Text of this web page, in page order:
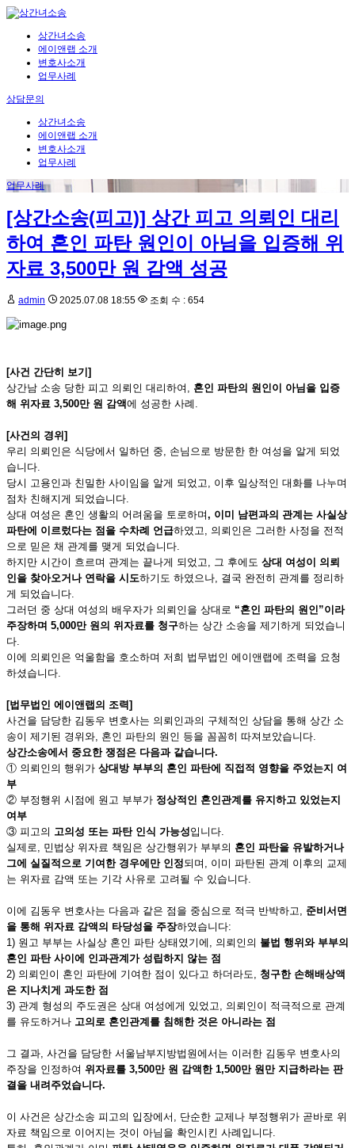
상간녀소송
에이앤랩 소개
변호사소개
업무사례
상담문의
상간녀소송
에이앤랩 소개
변호사소개
업무사례
업무사례
[상간소송(피고)] 상간 피고 의뢰인 대리
하여 혼인 파탄 원인이 아님을 입증해 위
자료 3,500만 원 감액 성공
admin 2025.07.08 18:55 조회 수 : 654
[사건 간단히 보기]
상간남 소송 당한 피고 의뢰인 대리하여, 혼인 파탄의 원인이 아님을 입증
해 위자료 3,500만 원 감액에 성공한 사례.
[사건의 경위]
우리 의뢰인은 식당에서 일하던 중, 손님으로 방문한 한 여성을 알게 되었
습니다.
당시 고용인과 친밀한 사이임을 알게 되었고, 이후 일상적인 대화를 나누며
점차 친해지게 되었습니다.
상대 여성은 혼인 생활의 어려움을 토로하며, 이미 남편과의 관계는 사실상
파탄에 이르렀다는 점을 수차례 언급하였고, 의뢰인은 그러한 사정을 전적
으로 믿은 채 관계를 맺게 되었습니다.
하지만 시간이 흐르며 관계는 끝나게 되었고, 그 후에도 상대 여성이 의뢰
인을 찾아오거나 연락을 시도하기도 하였으나, 결국 완전히 관계를 정리하
게 되었습니다.
그러던 중 상대 여성의 배우자가 의뢰인을 상대로 “혼인 파탄의 원인”이라
주장하며 5,000만 원의 위자료를 청구하는 상간 소송을 제기하게 되었습니
다.
이에 의뢰인은 억울함을 호소하며 저희 법무법인 에이앤랩에 조력을 요청
하셨습니다.
[법무법인 에이앤랩의 조력]
사건을 담당한 김동우 변호사는 의뢰인과의 구체적인 상담을 통해 상간 소
송이 제기된 경위와, 혼인 파탄의 원인 등을 꼼꼼히 따져보았습니다.
상간소송에서 중요한 쟁점은 다음과 같습니다.
① 의뢰인의 행위가 상대방 부부의 혼인 파탄에 직접적 영향을 주었는지 여
부
② 부정행위 시점에 원고 부부가 정상적인 혼인관계를 유지하고 있었는지
여부
③ 피고의 고의성 또는 파탄 인식 가능성입니다.
실제로, 민법상 위자료 책임은 상간행위가 부부의 혼인 파탄을 유발하거나
그에 실질적으로 기여한 경우에만 인정되며, 이미 파탄된 관계 이후의 교제
는 위자료 감액 또는 기각 사유로 고려될 수 있습니다.
이에 김동우 변호사는 다음과 같은 점을 중심으로 적극 반박하고, 준비서면
을 통해 위자료 감액의 타당성을 주장하였습니다:
1) 원고 부부는 사실상 혼인 파탄 상태였기에, 의뢰인의 불법 행위와 부부의
혼인 파탄 사이에 인과관계가 성립하지 않는 점
2) 의뢰인이 혼인 파탄에 기여한 점이 있다고 하더라도, 청구한 손해배상액
은 지나치게 과도한 점
3) 관계 형성의 주도권은 상대 여성에게 있었고, 의뢰인이 적극적으로 관계
를 유도하거나 고의로 혼인관계를 침해한 것은 아니라는 점
그 결과, 사건을 담당한 서울남부지방법원에서는 이러한 김동우 변호사의
주장을 인정하여 위자료를 3,500만 원 감액한 1,500만 원만 지급하라는 판
결을 내려주었습니다.
이 사건은 상간소송 피고의 입장에서, 단순한 교제나 부정행위가 곧바로 위
자료 책임으로 이어지는 것이 아님을 확인시킨 사례입니다.